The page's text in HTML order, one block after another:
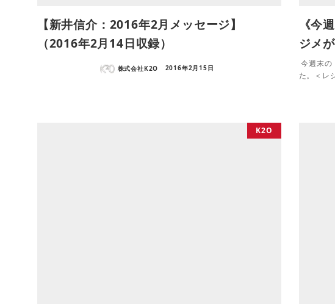
【新井信介：2016年2月メッセージ】
（2016年2月14日収録）
株式会社K2O 2016年2月15日
《今
ジメ
今週末の
た。＜レ
K2O